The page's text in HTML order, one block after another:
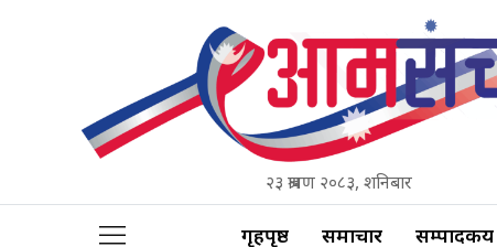
२३ श्रावण २०८३, शनिबार
गृहपृष्ठ समाचार सम्पादकीय